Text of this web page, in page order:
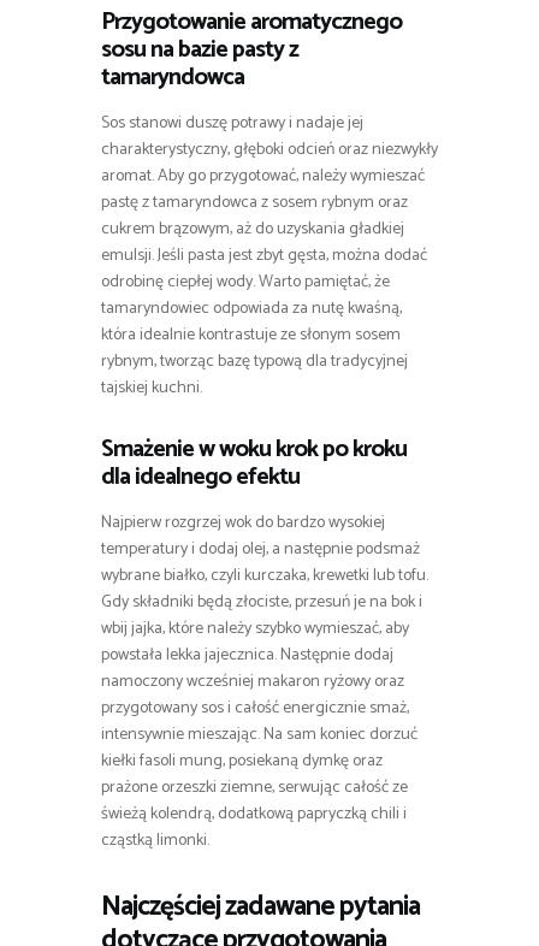
Przygotowanie aromatycznego
sosu na bazie pasty z
tamaryndowca
Sos stanowi duszę potrawy i nadaje jej
charakterystyczny, głęboki odcień oraz niezwykły
aromat. Aby go przygotować, należy wymieszać
pastę z tamaryndowca z sosem rybnym oraz
cukrem brązowym, aż do uzyskania gładkiej
emulsji. Jeśli pasta jest zbyt gęsta, można dodać
odrobinę ciepłej wody. Warto pamiętać, że
tamaryndowiec odpowiada za nutę kwaśną,
która idealnie kontrastuje ze słonym sosem
rybnym, tworząc bazę typową dla tradycyjnej
tajskiej kuchni.
Smażenie w woku krok po kroku
dla idealnego efektu
Najpierw rozgrzej wok do bardzo wysokiej
temperatury i dodaj olej, a następnie podsmaż
wybrane białko, czyli kurczaka, krewetki lub tofu.
Gdy składniki będą złociste, przesuń je na bok i
wbij jajka, które należy szybko wymieszać, aby
powstała lekka jajecznica. Następnie dodaj
namoczony wcześniej makaron ryżowy oraz
przygotowany sos i całość energicznie smaż,
intensywnie mieszając. Na sam koniec dorzuć
kiełki fasoli mung, posiekaną dymkę oraz
prażone orzeszki ziemne, serwując całość ze
świeżą kolendrą, dodatkową papryczką chili i
cząstką limonki.
Najczęściej zadawane pytania